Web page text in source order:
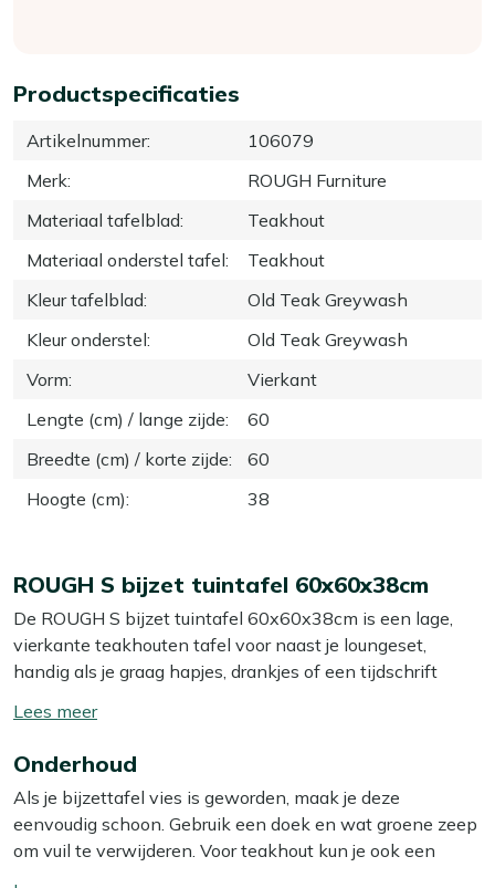
Productspecificaties
Artikelnummer:
106079
Merk:
ROUGH Furniture
Materiaal tafelblad:
Teakhout
Materiaal onderstel tafel:
Teakhout
Kleur tafelblad:
Old Teak Greywash
Kleur onderstel:
Old Teak Greywash
Vorm:
Vierkant
Lengte (cm) / lange zijde:
60
Breedte (cm) / korte zijde:
60
Hoogte (cm): 38
ROUGH S bijzet tuintafel 60x60x38cm
De ROUGH S bijzet tuintafel 60x60x38cm is een lage,
vierkante teakhouten tafel voor naast je loungeset,
handig als je graag hapjes, drankjes of een tijdschrift
van 60x60 cm schuif je hem makkelijk bij je loungeset of
cm sluit goed aan bij de meeste loungebanken, zodat je
niet hoeft te rekken om bij je glas te komen. De kleur old
teak greywash geeft een rustige, doorleefde houtlook die
makkelijk te combineren is met andere kleuren op je
terras. Zorg wel dat je de tafel op een vlakke ondergrond
Toon/verberg
meer
Onderhoud
Als je bijzettafel vies is geworden, maak je deze
eenvoudig schoon. Gebruik een doek en wat groene zeep
om vuil te verwijderen. Voor teakhout kun je ook een